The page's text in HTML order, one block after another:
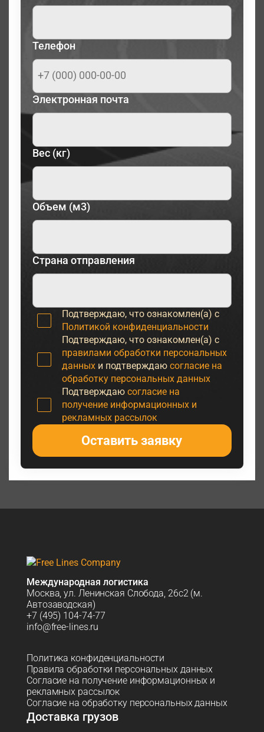
Телефон
Электронная почта
Вес (кг)
Объем (м3)
Страна отправления
Подтверждаю, что ознакомлен(а) с
Политикой конфиденциальности
Подтверждаю, что ознакомлен(а) с
правилами обработки персональных
данныхи подтверждаю согласие на
обработку персональных данных
Подтверждаю согласие на
получение информационных и
рекламных рассылок
Оставить заявку
Международная логистика
Москва, ул. Ленинская Слобода, 26с2 (м.
Автозаводская)
+7 (495) 104-74-77
info@free-lines.ru
Политика конфиденциальности
Правила обработки персональных данных
Согласие на получение информационных и
рекламных рассылок
Согласие на обработку персональных данных
Доставка грузов